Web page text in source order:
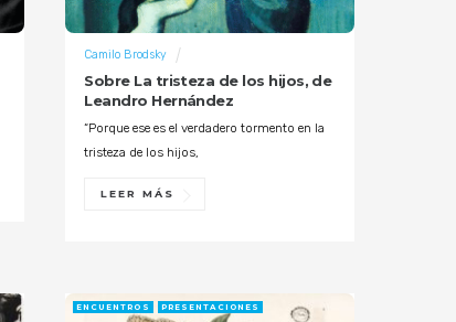
Sobre La tristeza de los hijos, de
Leandro Hernández
Camilo Brodsky
“Porque ese es el verdadero tormento en la
tristeza de los hijos,
LEER MÁS
ENCUENTROS PRESENTACIONES